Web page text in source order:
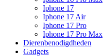
Iphone 17
Iphone 17 Air
Iphone 17 Pro
Iphone 17 Pro Max
Dierenbenodigdheden
Gadgets